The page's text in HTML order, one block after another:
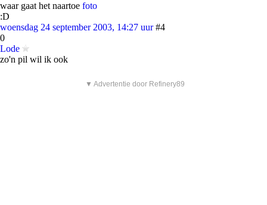
waar gaat het naartoe foto
:D
woensdag 24 september 2003, 14:27 uur #4
0
Lode
zo'n pil wil ik ook
▼ Advertentie door Refinery89